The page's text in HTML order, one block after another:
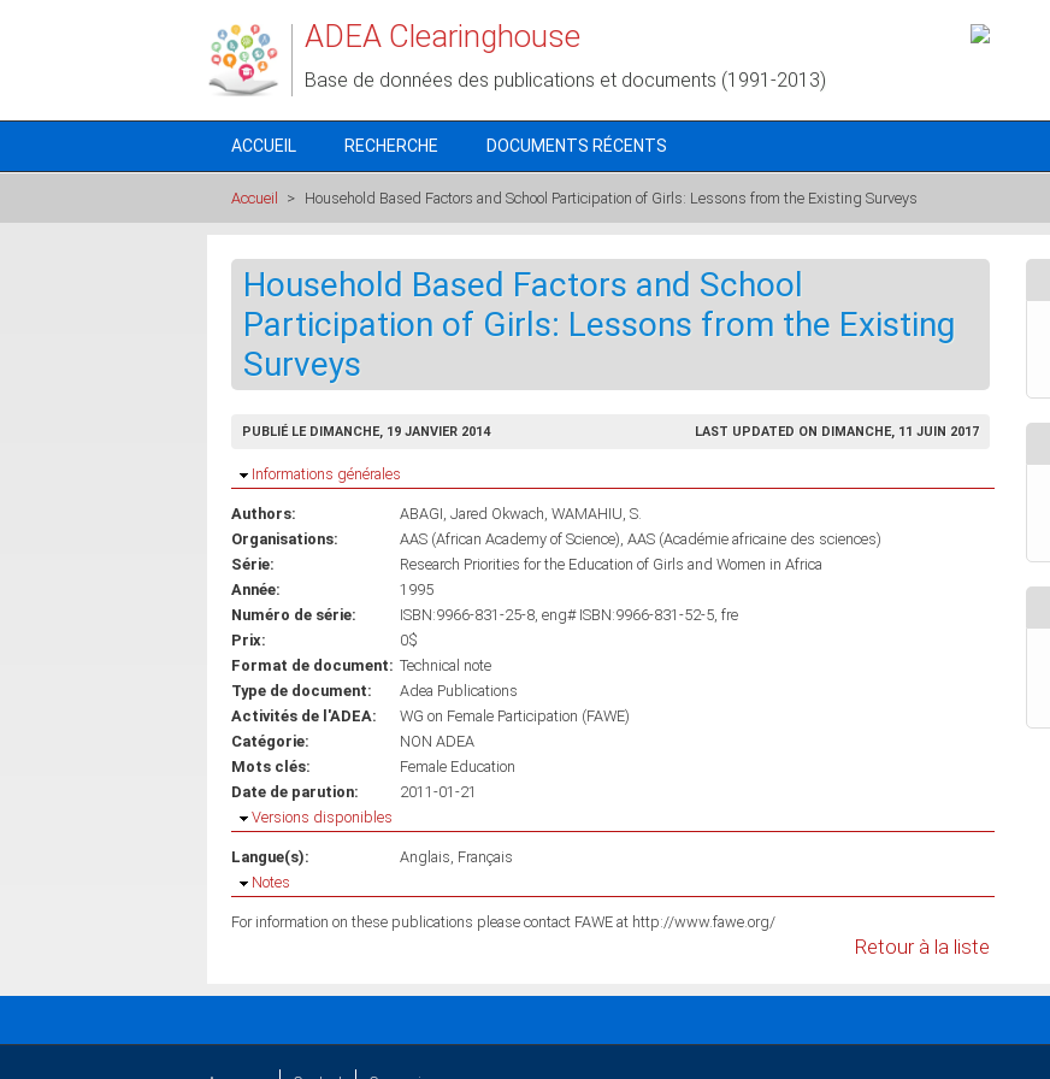
ADEA Clearinghouse
Base de données des publications et documents (1991-2013)
ACCUEIL RECHERCHE DOCUMENTS RÉCENTS
Accueil > Household Based Factors and School Participation of Girls: Lessons from the Existing Surveys
Household Based Factors and School
Participation of Girls: Lessons from the Existing
Surveys
PUBLIÉ LE DIMANCHE, 19 JANVIER 2014 LAST UPDATED ON DIMANCHE, 11 JUIN 2017
Masquer
Informations générales
Authors: ABAGI, Jared Okwach WAMAHIU, S.
Organisations:
AAS (African Academy of Science) AAS (Académie africaine des sciences)
Série:
Research Priorities for the Education of Girls and Women in Africa
Année:
1995
Numéro de série:
ISBN:9966-831-25-8, eng# ISBN:9966-831-52-5, fre
Prix:
0$
Format de document: Technical note
Type de document:
Adea Publications
Activités de l'ADEA:
WG on Female Participation (FAWE)
Catégorie:
NON ADEA
Mots clés:
Female Education
Date de parution:
2011-01-21
Masquer
Versions disponibles
Langue(s): Anglais Français
Masquer
Notes
For information on these publications please contact FAWE at http://www.fawe.org/
Retour à la liste